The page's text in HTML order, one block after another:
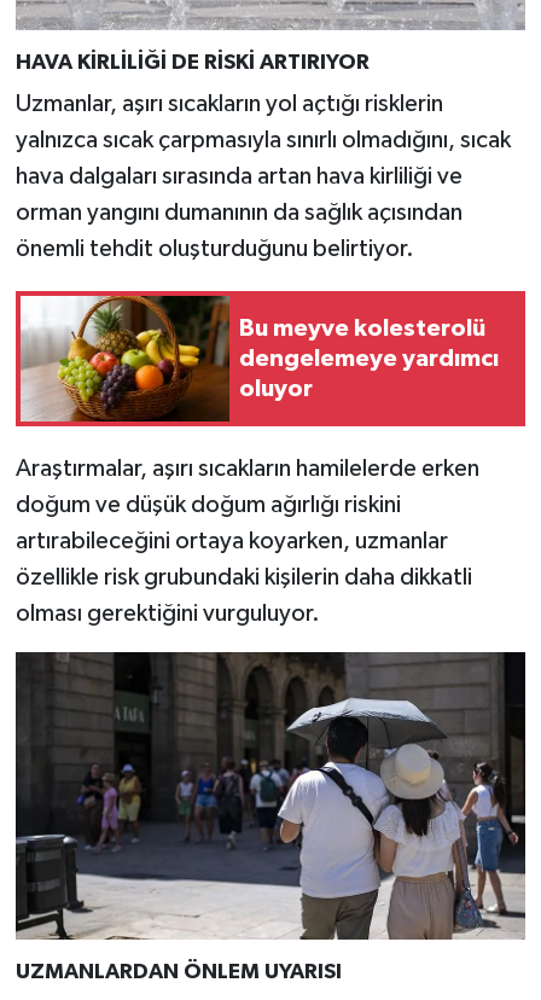
HAVA KİRLİLİĞİ DE RİSKİ ARTIRIYOR
Uzmanlar, aşırı sıcakların yol açtığı risklerin
yalnızca sıcak çarpmasıyla sınırlı olmadığını, sıcak
hava dalgaları sırasında artan hava kirliliği ve
orman yangını dumanının da sağlık açısından
önemli tehdit oluşturduğunu belirtiyor.
Bu meyve kolesterolü
dengelemeye yardımcı
oluyor
Araştırmalar, aşırı sıcakların hamilelerde erken
doğum ve düşük doğum ağırlığı riskini
artırabileceğini ortaya koyarken, uzmanlar
özellikle risk grubundaki kişilerin daha dikkatli
olması gerektiğini vurguluyor.
UZMANLARDAN ÖNLEM UYARISI